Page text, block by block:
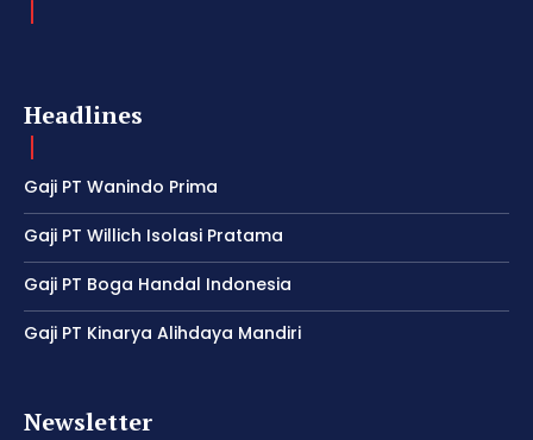
Headlines
Gaji PT Wanindo Prima
Gaji PT Willich Isolasi Pratama
Gaji PT Boga Handal Indonesia
Gaji PT Kinarya Alihdaya Mandiri
Newsletter